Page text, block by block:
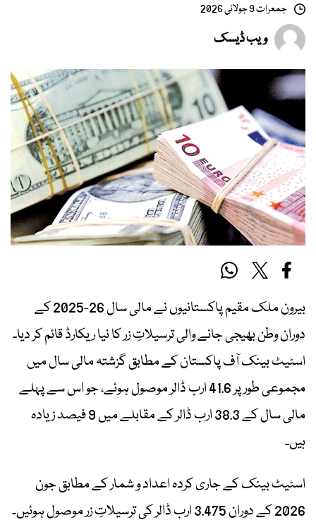
جمعرات 9 جولائی 2026
ویب ڈیسک
بیرون ملک مقیم پاکستانیوں نے مالی سال 26-2025 کے
دوران وطن بھیجی جانے والی ترسیلاتِ زر کا نیا ریکارڈ قائم کر دیا۔
اسٹیٹ بینک آف پاکستان کے مطابق گزشتہ مالی سال میں
مجموعی طور پر 41.6 ارب ڈالر موصول ہوئے، جو اس سے پہلے
مالی سال کے 38.3 ارب ڈالر کے مقابلے میں 9 فیصد زیادہ
ہیں۔
اسٹیٹ بینک کے جاری کردہ اعداد و شمار کے مطابق جون
2026 کے دوران 3.475 ارب ڈالر کی ترسیلاتِ زر موصول ہوئیں۔